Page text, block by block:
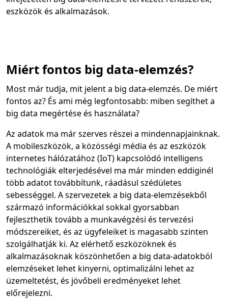
eszközök és alkalmazások.
Miért fontos big data-elemzés?
Most már tudja, mit jelent a big data-elemzés. De miért
fontos az? És ami még legfontosabb: miben segíthet a
big data megértése és használata?
Az adatok ma már szerves részei a mindennapjainknak.
A mobileszközök, a közösségi média és az eszközök
internetes hálózatához (IoT) kapcsolódó intelligens
technológiák elterjedésével ma már minden eddiginél
több adatot továbbítunk, ráadásul szédületes
sebességgel. A szervezetek a big data-elemzésekből
származó információkkal sokkal gyorsabban
fejleszthetik tovább a munkavégzési és tervezési
módszereiket, és az ügyfeleiket is magasabb szinten
szolgálhatják ki. Az elérhető eszközöknek és
alkalmazásoknak köszönhetően a big data-adatokból
elemzéseket lehet kinyerni, optimalizálni lehet az
üzemeltetést, és jövőbeli eredményeket lehet
előrejelezni.